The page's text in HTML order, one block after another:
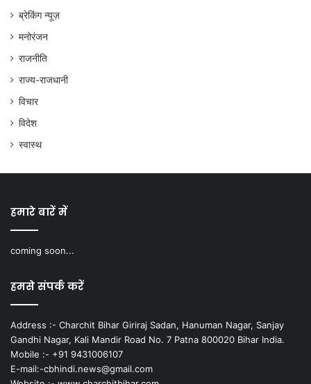
ब्रेकिंग न्यूज़
मनोरंजन
राजनीति
राज्य-राजधानी
विचार
विदेश
स्वास्थ
हमारे बारें में
coming soon...
हमसे संपर्क करें
Address :- Charchit Bihar Giriraj Sadan, Hanuman Nagar, Sanjay
Gandhi Nagar, Kali Mandir Road No. 7 Patna 800020 Bihar India.
Mobile :- +91 9431006107
E-mail:-cbhindi.news@gmail.com